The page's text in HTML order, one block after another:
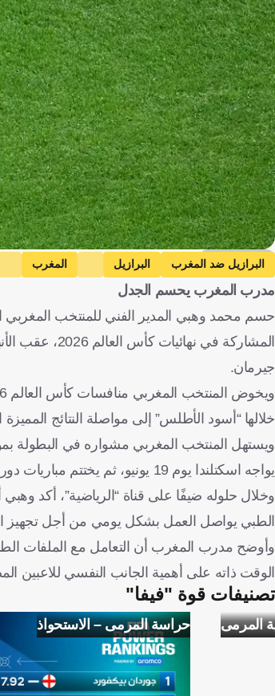
Getty Images
البرازيل ضد المغرب البرازيل المغرب
أشرف حكيمي
باريس سان جيرمان ضد آرسنال
باريس
الدوري الفرنسي البرازيل المغرب
مدرب المغرب يحسم الجدل
حسم محمد وهبي المدير الفني للمنتخب
المشاركة في
جيرمان.
خلالها “أسود الأطلس” إلى مواصلة النتائج
يواجه اسكتلندا يوم 19 يونيو، ثم يختتم مباريات دور المجموعات بمواجهة هايتي يوم 24 يونيو.
وخلال حلوله ضيفًا على قناة “الرياضية”، أكد
الطبي يواصل العمل بشكل يومي من أجل تجهيز
وأوضح مدرب المغرب أن التعامل مع الملفات
الوقت ذاته على أهمية الجانب النفسي للاعبين
تصنيفات قوة "فيفا"
المرمى حراسة المرمى – الاستحواذ